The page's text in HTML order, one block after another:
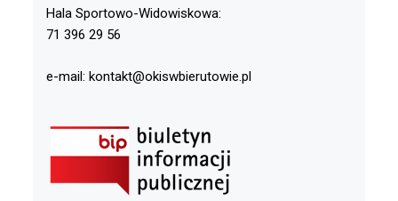
Hala Sportowo-Widowiskowa:
71 396 29 56
e-mail: kontakt@okiswbierutowie.pl